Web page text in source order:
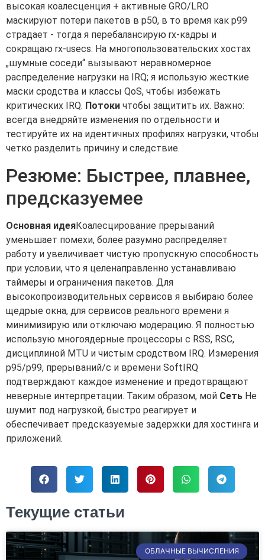
высокая коалесценция + активные GRO/LRO
маскируют потери пакетов в p50, в то время как p99
страдает - тогда я перебалансирую rx-кадры и
сокращаю rx-usecs. На многопользовательских хостах
„шумные соседи“ вызывают неравномерное
распределение нагрузки на IRQ; я использую жесткие
маски сродства и классы QoS, чтобы избежать
критических IRQ. Потоки чтобы защитить их. Важно:
всегда внедряйте изменения по отдельности и
тестируйте их на идентичных профилях нагрузки, чтобы
четко разделить причину и следствие.
Резюме: Быстрее, плавнее,
предсказуемее
Основная идеяКоалесцирование прерываний
уменьшает помехи, более разумно распределяет
работу и увеличивает чистую пропускную способность
при условии, что я целенаправленно устанавливаю
таймеры и ограничения пакетов. Для
высокопроизводительных сервисов я выбираю более
щедрые окна, для сервисов реального времени я
минимизирую или отключаю модерацию. Я полностью
использую многоядерные процессоры с RSS, RSC,
дисциплиной MTU и чистым сродством IRQ. Измерения
p95/p99, прерываний/с и времени SoftIRQ
подтверждают каждое изменение и предотвращают
неверные интерпретации. Таким образом, мой Сеть Не
шумит под нагрузкой, быстро реагирует и
обеспечивает предсказуемые задержки для хостинга и
приложений.
Текущие статьи
ОБЛАЧНЫЕ ВЫЧИСЛЕНИЯ